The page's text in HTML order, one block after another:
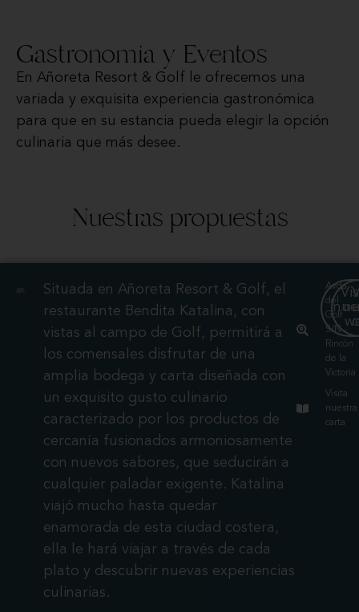
Gastronomía y Eventos
En Añoreta Resort & Golf le ofrecemos una
variada y exquisita experiencia gastronómica
para que en su estancia pueda elegir la opción
culinaria que más desee.
Nuestras propuestas
Situada en Añoreta Resort & Golf, el
restaurante Bendita Katalina, con
vistas al campo de Golf, permitirá a
los comensales disfrutar de una
amplia bodega y carta diseñada con
un exquisito gusto culinario
caracterizado por los productos de
cercanía fusionados armoniosamente
con nuevos sabores, que seducirán a
cualquier paladar exigente. Katalina
viajó mucho hasta quedar
enamorada de esta ciudad costera,
ella le hará viajar a través de cada
plato y descubrir nuevas experiencias
culinarias.
Avda.
del
Golf
S/N -
Rincón
de la
Victoria
Visita
nuestra
carta